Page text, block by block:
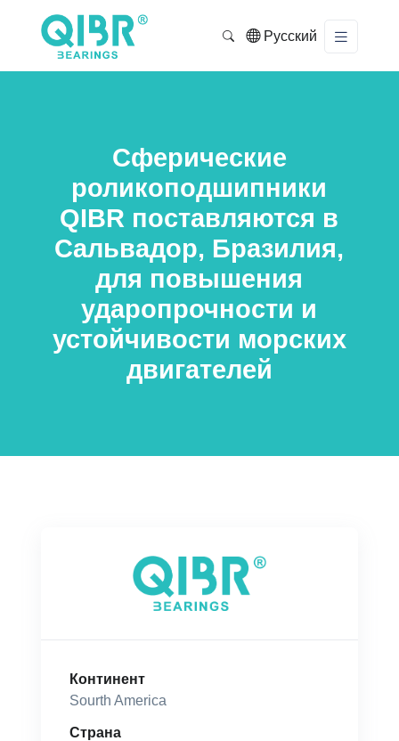
Русский
Сферические
роликоподшипники
QIBR поставляются в
Сальвадор, Бразилия,
для повышения
ударопрочности и
устойчивости морских
двигателей
Континент
Sourth America
Страна